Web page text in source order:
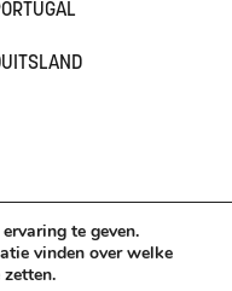
te geven.
vinden over welke